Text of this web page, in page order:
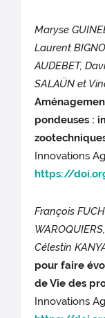
Maryse
Laurent
AUDEBET,
SALAÜN et
pondeuses :
Innovations
https://
François
Célestin
pour faire
de Vie des
Innovations